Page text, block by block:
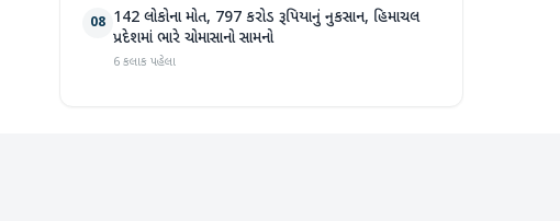
08 142 લોકોના મોત, 797 કરોડ રૂપિયાનું નુકસાન, હિમાચલ
પ્રદેશમાં ભારે ચોમાસાનો સામનો
6 કલાક પહેલા